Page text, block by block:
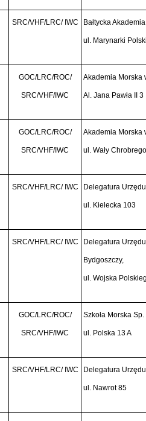
SRC/VHF/LRC/ IWC Bałtycka
ul. Marynarki
GOC/LRC/ROC/
SRC/VHF/IWC
Akademia Morska
Al. Jana Pawła II 3
GOC/LRC/ROC/
SRC/VHF/IWC
Akademia Morska
ul. Wały
SRC/VHF/LRC/ IWC Delegatura
ul. Kielecka 103
SRC/VHF/LRC/ IWC Delegatura
Bydgoszczy,
ul. Wojska
GOC/LRC/ROC/
SRC/VHF/IWC
Szkoła Morska
ul. Polska 13 A
SRC/VHF/LRC/ IWC Delegatura
ul. Nawrot 85